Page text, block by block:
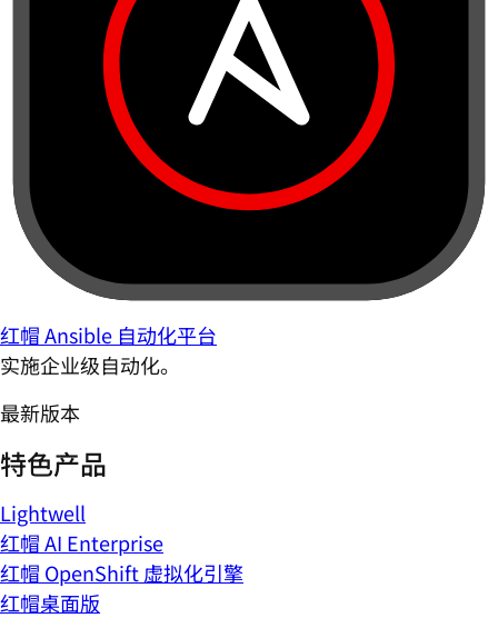
红帽 Ansible 自动化平台
实施企业级自动化。
最新版本
特色产品
Lightwell
红帽 AI Enterprise
红帽 OpenShift 虚拟化引擎
红帽桌面版